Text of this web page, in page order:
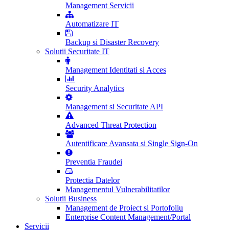
Management Servicii
Automatizare IT
Backup si Disaster Recovery
Solutii Securitate IT
Management Identitati si Acces
Security Analytics
Management si Securitate API
Advanced Threat Protection
Autentificare Avansata si Single Sign-On
Preventia Fraudei
Protectia Datelor
Managementul Vulnerabilitatilor
Solutii Business
Management de Proiect si Portofoliu
Enterprise Content Management/Portal
Servicii